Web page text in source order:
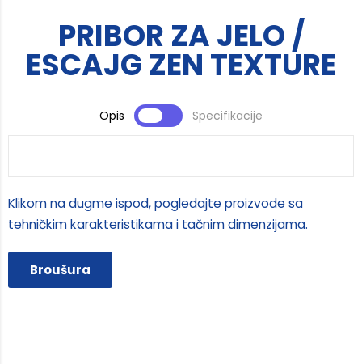
PRIBOR ZA JELO /
ESCAJG ZEN TEXTURE
Opis Specifikacije
Klikom na dugme ispod, pogledajte proizvode sa
tehničkim karakteristikama i tačnim dimenzijama.
Broušura